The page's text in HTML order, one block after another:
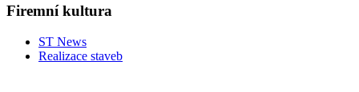
Firemní kultura
ST News
Realizace staveb